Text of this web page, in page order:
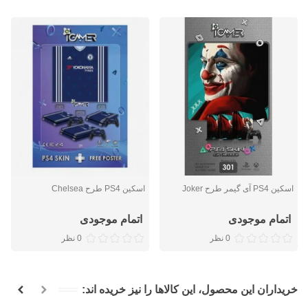
اسکین PS4 آی گیمر طرح Joker
اتمام موجودی
0 نظر
اسکین PS4 طرح Chelsea
اتمام موجودی
0 نظر
خریداران این محصول، این کالاها را نیز خریده اند: